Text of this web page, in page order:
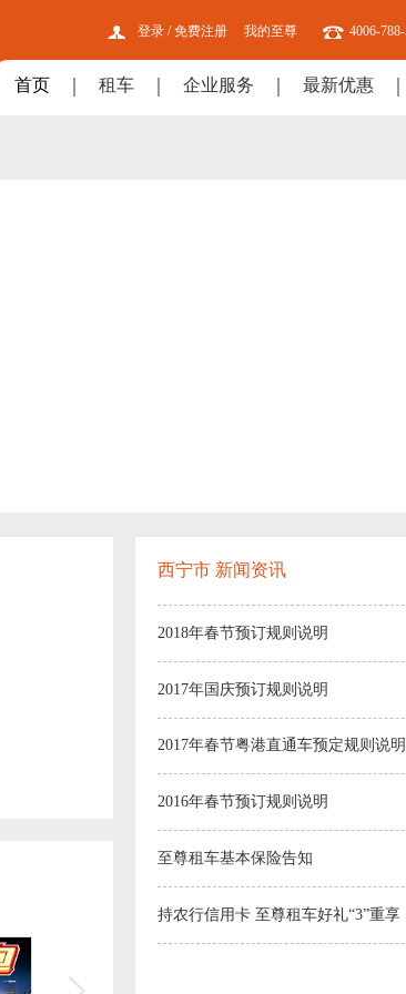
登录 / 免费注册 我的至尊 4006-
首页 租车 企业服务 最新优惠
西宁市 新闻资讯
2018年春节预订规则说明
2017年国庆预订规则说明
2017年春节粤港直通车预定规则说明
2016年春节预订规则说明
至尊租车基本保险告知
持农行信用卡 至尊租车好礼“3”重享